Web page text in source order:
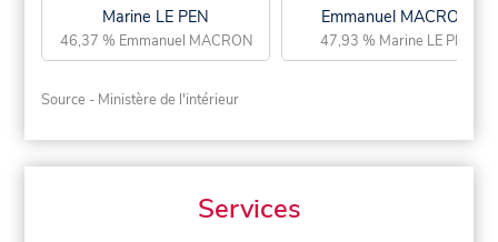
Marine LE PEN
46,37 % Emmanuel MACRON
Emmanuel MACRON
47,93 % Marine LE PEN
Source - Ministère de l'intérieur
Services